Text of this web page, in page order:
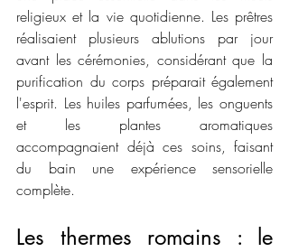
religieux et la vie quotidienne. Les prêtres
réalisaient plusieurs ablutions par jour
avant les cérémonies, considérant que la
purification du corps préparait également
l'esprit. Les huiles parfumées, les onguents
et les plantes aromatiques
accompagnaient déjà ces soins, faisant
du bain une expérience sensorielle
complète.
Les thermes romains : le